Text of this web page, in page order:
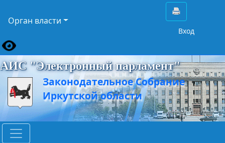
Орган власти
Вход
АИС "Электронный парламент"
Законодательное Собрание
Иркутской области